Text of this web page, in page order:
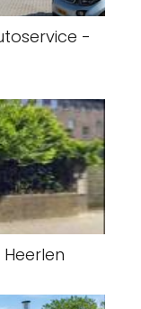
-